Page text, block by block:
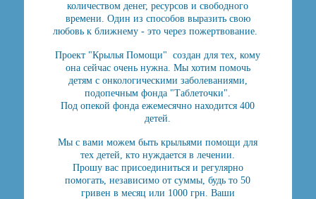
количеством денег, ресурсов и свободного
времени. Один из способов выразить свою
любовь к ближнему - это через пожертвование.
Проект "Крылья Помощи" создан для тех, кому
она сейчас очень нужна. Мы хотим помочь
детям с онкологическими заболеваниями,
подопечным фонда "Таблеточки".
Под опекой фонда ежемесячно находится 400
детей.
Мы с вами можем быть крыльями помощи для
тех детей, кто нуждается в лечении.
Прошу вас присоединиться и регулярно
помогать, независимо от суммы, будь то 50
гривен в месяц или 1000 грн. Ваши